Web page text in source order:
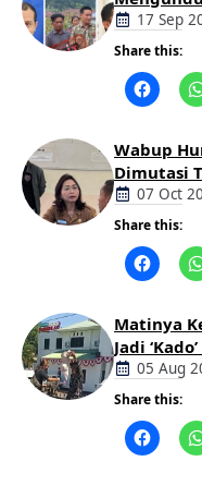
17 Sep
Share this:
Wabup
Dimutasi
Bupati
07 Oct
Share this:
Matinya
Jadi
05 Aug
Share this: